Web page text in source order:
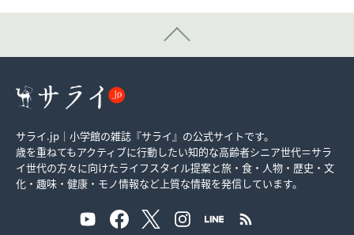
サライ.jp｜小学館の雑誌『サライ』の公式サイトです。
歳を重ねてもアクティブに行動したい知的な高齢者シニア世代＝サラ
イ世代の方々に向けたライフスタイル提案と旅・食・人物・歴史・文
化・趣味・健康・モノ情報など上質な情報を発信しています。